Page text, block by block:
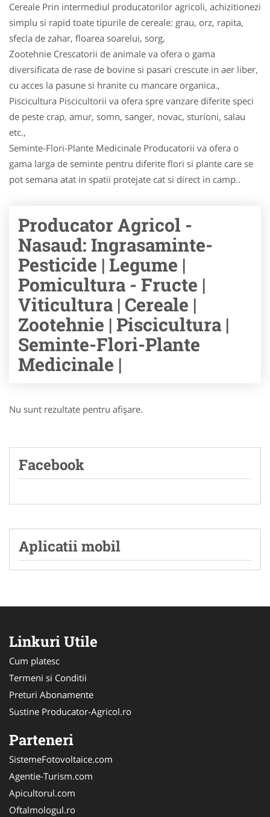
Cereale Prin intermediul producatorilor agricoli, achizitionezi
simplu si rapid toate tipurile de cereale: grau, orz, rapita,
sfecla de zahar, floarea soarelui, sorg,
Zootehnie Crescatorii de animale va ofera o gama
diversificata de rase de bovine si pasari crescute in aer liber,
cu acces la pasune si hranite cu mancare organica.,
Piscicultura Piscicultorii va ofera spre vanzare diferite speci
de peste crap, amur, somn, sanger, novac, stu­ri­oni, salau
etc.,
Seminte-Flori-Plante Medicinale Producatorii va ofera o
gama larga de seminte pentru diferite flori si plante care se
pot semana atat in spatii protejate cat si direct in camp..
Producator Agricol -
Nasaud: Ingrasaminte-
Pesticide | Legume |
Pomicultura - Fructe |
Viticultura | Cereale |
Zootehnie | Piscicultura |
Seminte-Flori-Plante
Medicinale |
Nu sunt rezultate pentru afişare.
Facebook
Aplicatii mobil
Linkuri Utile
Cum platesc
Termeni si Conditii
Preturi Abonamente
Sustine Producator-Agricol.ro
Parteneri
SistemeFotovoltaice.com
Agentie-Turism.com
Apicultorul.com
Oftalmologul.ro